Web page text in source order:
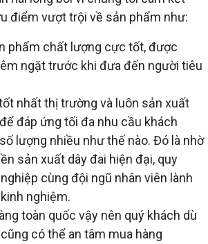
điểm vượt trội về sản phẩm như:
phẩm chất lượng cực tốt, được
ngặt trước khi đưa đến người tiêu
nhất thị trường và luôn sản xuất
đáp ứng tối đa nhu cầu khách
lượng nhiều như thế nào. Đó là nhờ
sản xuất dây đai hiện đại, quy
cùng đội ngũ nhân viên lành
nghiệm.
toàn quốc vậy nên quý khách dù
có thể an tâm mua hàng